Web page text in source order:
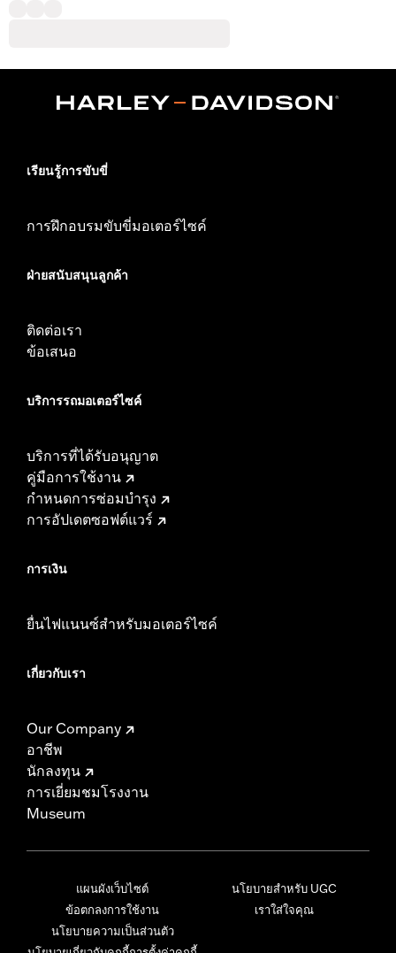
เรียนรู้การขับขี่
การฝึกอบรมขับขี่มอเตอร์ไซค์
ฝ่ายสนับสนุนลูกค้า
ติดต่อเรา
ข้อเสนอ
บริการรถมอเตอร์ไซค์​
บริการที่ได้รับอนุญาต
คู่มือการใช้งาน
กำหนดการซ่อมบำรุง
การอัปเดตซอฟต์แวร์
การเงิน
ยื่นไฟแนนซ์สำหรับมอเตอร์ไซค์
เกี่ยวกับเรา
Our Company
อาชีพ
นักลงทุน
การเยี่ยมชมโรงงาน
Museum
แผนผังเว็บไซต์
ข้อตกลงการใช้งาน
นโยบายความเป็นส่วนตัว
นโยบายสำหรับ UGC
เราใส่ใจคุณ